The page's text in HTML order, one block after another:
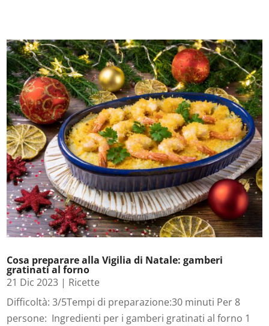
Cosa preparare alla Vigilia di Natale: gamberi
gratinati al forno
21 Dic 2023 | Ricette
Difficoltà: 3/5Tempi di preparazione:30 minuti Per 8
persone: Ingredienti per i gamberi gratinati al forno 1